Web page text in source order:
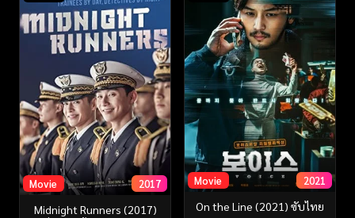
Movie 2017
Midnight Runners (2017)
Movie 2021
On the Line (2021) ซับไทย